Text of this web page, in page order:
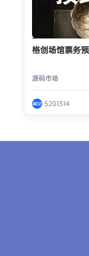
格创场馆票务
源码市场
5201314